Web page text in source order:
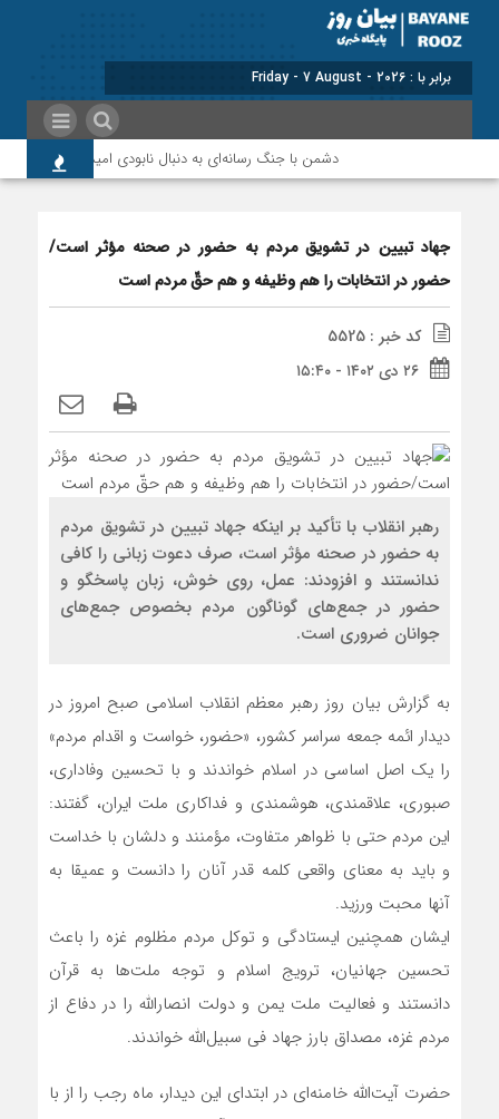
برابر با : Friday - 7 August - 2026
دشمن با جنگ رسانه‌ای به دنبال نابودی امید و اعتماد مردم
جهاد تبیین در تشویق مردم به حضور در صحنه مؤثر است/
حضور در انتخابات را هم وظیفه و هم حقّ مردم است
کد خبر : 5525
۲۶ دی ۱۴۰۲ - ۱۵:۴۰
رهبر انقلاب با تأکید بر اینکه جهاد تبیین در تشویق مردم
به حضور در صحنه مؤثر است، صرف دعوت زبانی را کافی
ندانستند و افزودند: عمل، روی خوش، زبان پاسخگو و
حضور در جمع‌های گوناگون مردم بخصوص جمع‌های
جوانان ضروری است.
به گزارش بیان روز رهبر معظم انقلاب اسلامی صبح امروز در
دیدار ائمه جمعه سراسر کشور، «حضور، خواست و اقدام مردم»
را یک اصل اساسی در اسلام خواندند و با تحسین وفاداری،
صبوری، علاقمندی، هوشمندی و فداکاری ملت ایران، گفتند:
این مردم حتی با ظواهر متفاوت، مؤمنند و دلشان با خداست
و باید به معنای واقعی کلمه قدر آنان را دانست و عمیقا به
آنها محبت ورزید.
ایشان همچنین ایستادگی و توکل مردم مظلوم غزه را باعث
تحسین جهانیان، ترویج اسلام و توجه ملت‌ها به قرآن
دانستند و فعالیت ملت یمن و دولت انصارالله را در دفاع از
مردم غزه، مصداق بارز جهاد فی سبیل‌الله خواندند.
حضرت آیت‌الله خامنه‌ای در ابتدای این دیدار، ماه رجب را از با